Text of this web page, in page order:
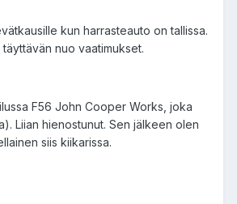
kun harrasteauto on tallissa.
nuo vaatimukset.
F56 John Cooper Works, joka
Liian hienostunut. Sen jälkeen olen
siis kiikarissa.